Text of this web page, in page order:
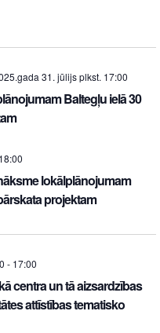
31. jūlijs plkst. 17:00
Baltegļu ielā 30
18:00
lokālplānojumam
projektam
- 17:00
centra un tā aizsardzības
attīstības tematisko